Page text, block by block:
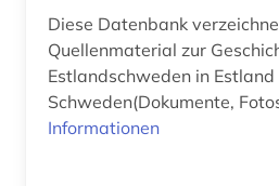
Diese Datenbank
Quellenmaterial zur
Estlandschweden in Estland
Schweden(Dokumente,
Informationen